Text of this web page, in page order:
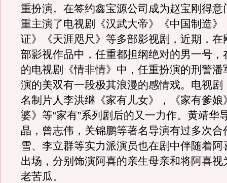
重扮演。在签约鑫宝源公司成为赵宝刚得意
重主演了电视剧《汉武大帝》《中国制造》
证》《天涯咫尺》等多部影视剧，近期，在
部影视作品中，任重都担纲绝对的男一号，
的电视剧《情非情》中，任重扮演的刑警潘
演的美双有一段极其浪漫的感情戏。电视剧
名制片人李洪继《家有儿女》，《家有爹娘
婆》等“家有”系列剧后的又一力作。黄靖华
晶，曾志伟，关锦鹏等著名导演有过多次合
雪、李立群等实力派演员也在剧中伴随着阿
出场，分别饰演阿喜的亲生母亲和将阿喜视
老苦瓜。